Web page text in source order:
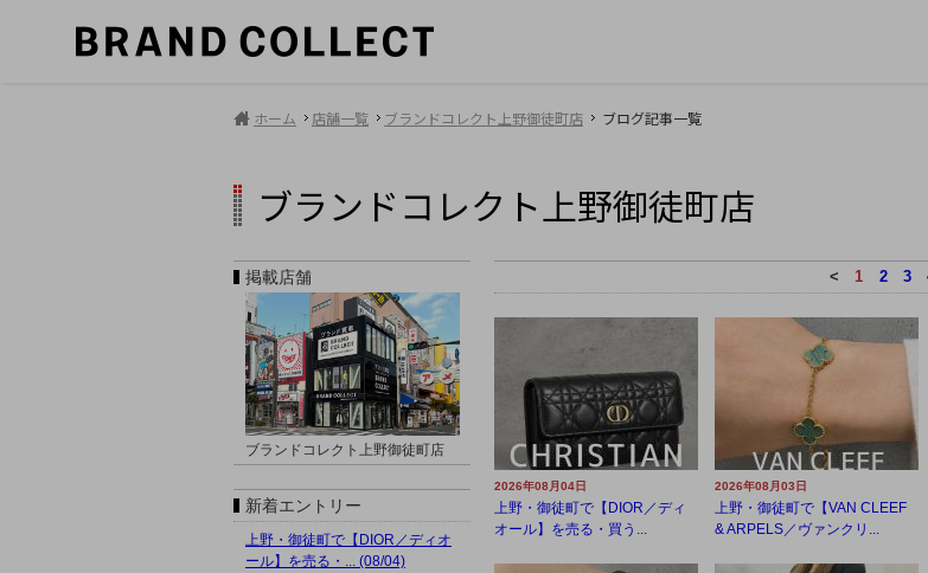
ホーム 店舗一覧 ブランドコレクト上野御徒町店 ブログ記事一覧
ブランドコレクト上野御徒町店
< 1 2 3
2026年08月04日
上野・御徒町で【DIOR／ディ
オール】を売る・買う...
2026年08月03日
上野・御徒町で【VAN CLEEF
& ARPELS／ヴァンクリ...
掲載店舗
ブランドコレクト上野御徒町店
新着エントリー
上野・御徒町で【DIOR／ディオ
ール】を売る・... (08/04)